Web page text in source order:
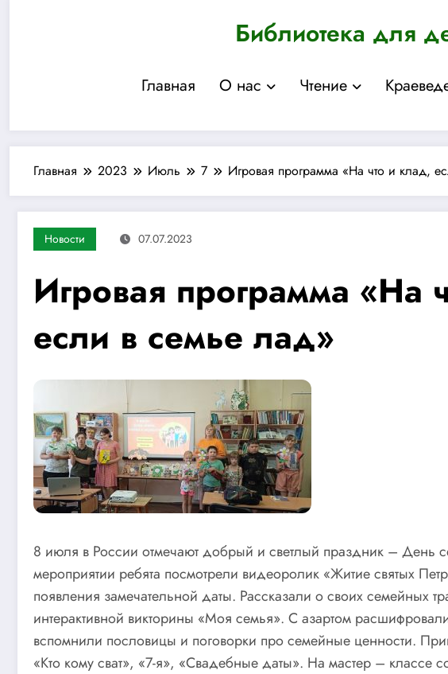
Библиотека для
Главная О нас Чтение
Главная 2023 Июль 7 Игровая программа «На что и клад,
Новости 07.07.2023
Игровая программа «На
если в семье лад»
8 июля в России отмечают добрый и светлый праздник – День
мероприятии ребята посмотрели видеоролик «Житие святых
появления замечательной даты. Рассказали о своих семейных
интерактивной викторины «Моя семья». С азартом
вспомнили пословицы и поговорки про семейные ценности.
«Кто кому сват», «7-я», «Свадебные даты». На мастер – классе